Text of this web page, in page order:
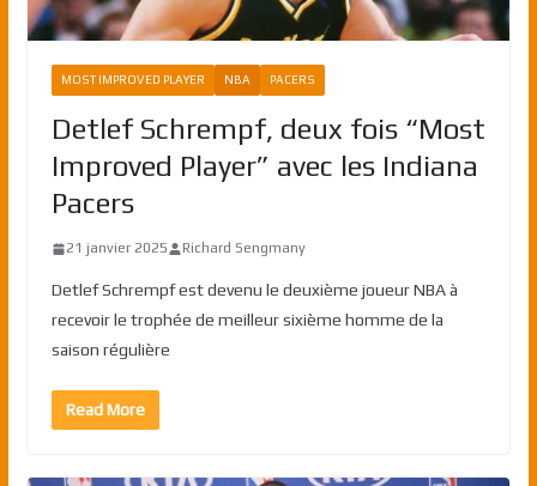
MOST IMPROVED PLAYER NBA PACERS
Detlef Schrempf, deux fois “Most
Improved Player” avec les Indiana
Pacers
21 janvier 2025 Richard Sengmany
Detlef Schrempf est devenu le deuxième joueur NBA à
recevoir le trophée de meilleur sixième homme de la
saison régulière
Read More